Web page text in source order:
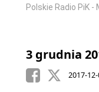
Polskie Radio PiK
3 grudnia
2017-